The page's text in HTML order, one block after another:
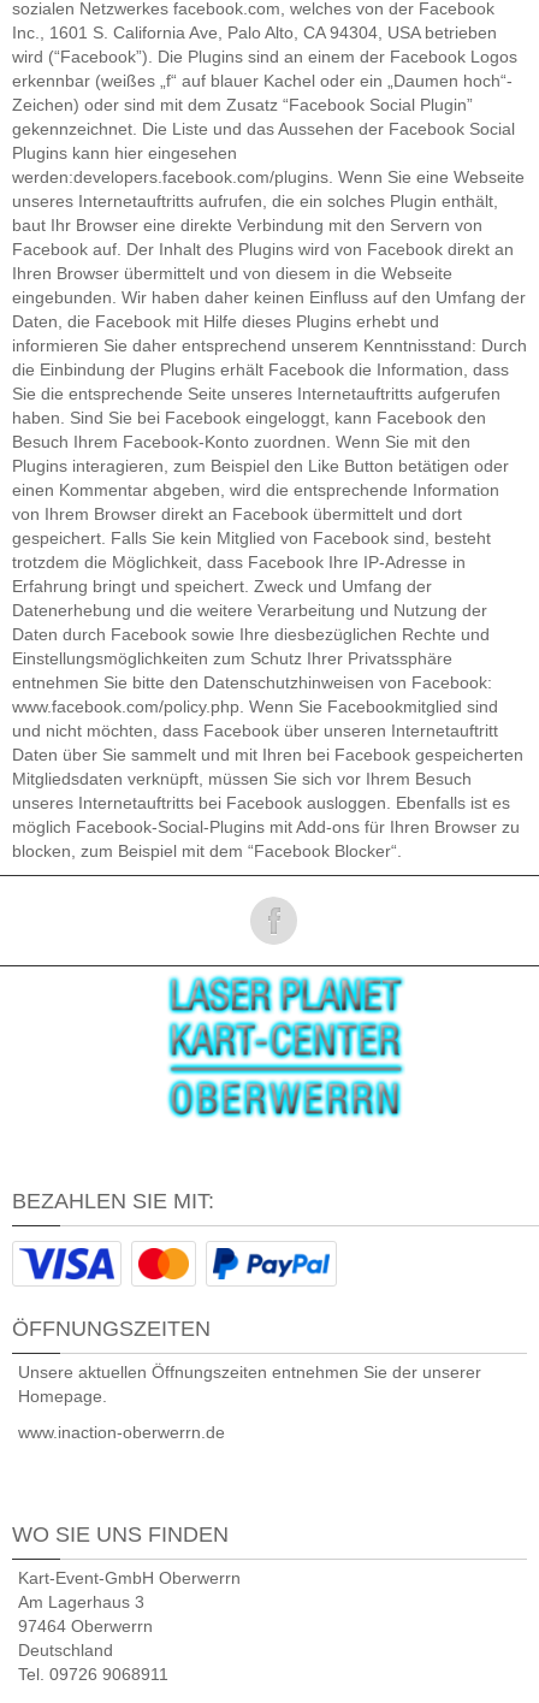
sozialen Netzwerkes facebook.com, welches von der Facebook
Inc., 1601 S. California Ave, Palo Alto, CA 94304, USA betrieben
wird (“Facebook”). Die Plugins sind an einem der Facebook Logos
erkennbar (weißes „f“ auf blauer Kachel oder ein „Daumen hoch“-
Zeichen) oder sind mit dem Zusatz “Facebook Social Plugin”
gekennzeichnet. Die Liste und das Aussehen der Facebook Social
Plugins kann hier eingesehen
werden:developers.facebook.com/plugins. Wenn Sie eine Webseite
unseres Internetauftritts aufrufen, die ein solches Plugin enthält,
baut Ihr Browser eine direkte Verbindung mit den Servern von
Facebook auf. Der Inhalt des Plugins wird von Facebook direkt an
Ihren Browser übermittelt und von diesem in die Webseite
eingebunden. Wir haben daher keinen Einfluss auf den Umfang der
Daten, die Facebook mit Hilfe dieses Plugins erhebt und
informieren Sie daher entsprechend unserem Kenntnisstand: Durch
die Einbindung der Plugins erhält Facebook die Information, dass
Sie die entsprechende Seite unseres Internetauftritts aufgerufen
haben. Sind Sie bei Facebook eingeloggt, kann Facebook den
Besuch Ihrem Facebook-Konto zuordnen. Wenn Sie mit den
Plugins interagieren, zum Beispiel den Like Button betätigen oder
einen Kommentar abgeben, wird die entsprechende Information
von Ihrem Browser direkt an Facebook übermittelt und dort
gespeichert. Falls Sie kein Mitglied von Facebook sind, besteht
trotzdem die Möglichkeit, dass Facebook Ihre IP-Adresse in
Erfahrung bringt und speichert. Zweck und Umfang der
Datenerhebung und die weitere Verarbeitung und Nutzung der
Daten durch Facebook sowie Ihre diesbezüglichen Rechte und
Einstellungsmöglichkeiten zum Schutz Ihrer Privatssphäre
entnehmen Sie bitte den Datenschutzhinweisen von Facebook:
www.facebook.com/policy.php. Wenn Sie Facebookmitglied sind
und nicht möchten, dass Facebook über unseren Internetauftritt
Daten über Sie sammelt und mit Ihren bei Facebook gespeicherten
Mitgliedsdaten verknüpft, müssen Sie sich vor Ihrem Besuch
unseres Internetauftritts bei Facebook ausloggen. Ebenfalls ist es
möglich Facebook-Social-Plugins mit Add-ons für Ihren Browser zu
blocken, zum Beispiel mit dem “Facebook Blocker“.
BEZAHLEN SIE MIT:
ÖFFNUNGSZEITEN
Unsere aktuellen Öffnungszeiten entnehmen Sie der unserer
Homepage.
www.inaction-oberwerrn.de
WO SIE UNS FINDEN
Kart-Event-GmbH Oberwerrn
Am Lagerhaus 3
97464 Oberwerrn
Deutschland
Tel. 09726 9068911